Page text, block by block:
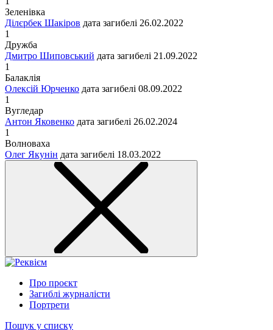
Зеленівка
Ділєрбек Шакіров дата загибелі 26.02.2022
1
Дружба
Дмитро Шиповський дата загибелі 21.09.2022
1
Балаклія
Олексій Юрченко дата загибелі 08.09.2022
1
Вугледар
Антон Яковенко дата загибелі 26.02.2024
1
Волноваха
Олег Якунін дата загибелі 18.03.2022
Про проєкт
Загиблі журналісти
Портрети
Пошук у списку